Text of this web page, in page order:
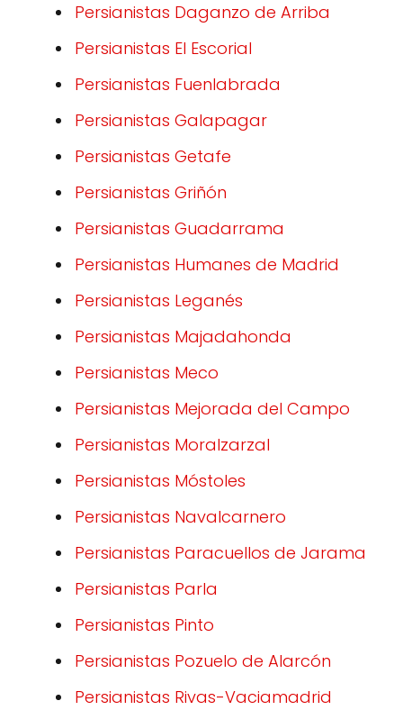
Persianistas Daganzo de Arriba
Persianistas El Escorial
Persianistas Fuenlabrada
Persianistas Galapagar
Persianistas Getafe
Persianistas Griñón
Persianistas Guadarrama
Persianistas Humanes de Madrid
Persianistas Leganés
Persianistas Majadahonda
Persianistas Meco
Persianistas Mejorada del Campo
Persianistas Moralzarzal
Persianistas Móstoles
Persianistas Navalcarnero
Persianistas Paracuellos de Jarama
Persianistas Parla
Persianistas Pinto
Persianistas Pozuelo de Alarcón
Persianistas Rivas-Vaciamadrid